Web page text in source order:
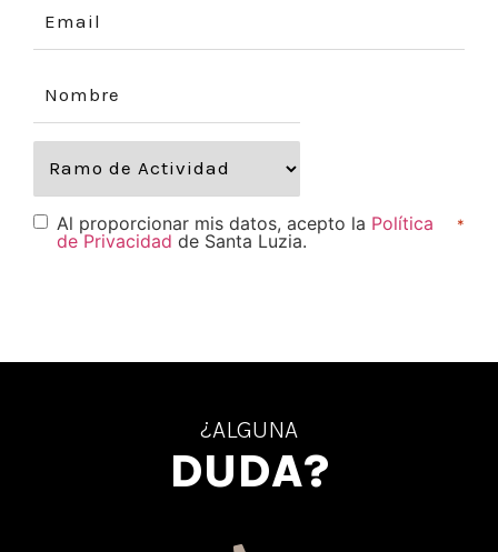
Al proporcionar mis datos, acepto la Política
de Privacidad de Santa Luzia.
*
¿ALGUNA
DUDA?